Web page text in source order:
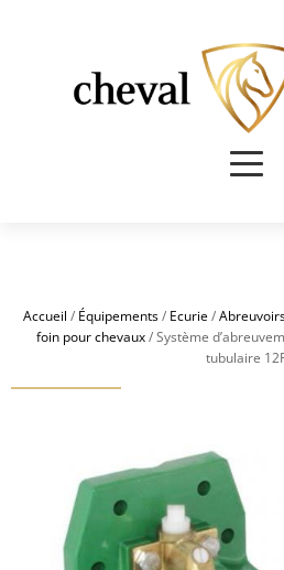
Accueil / Équipements/ Ecurie/
foin pour chevaux/ Système
tubulaire